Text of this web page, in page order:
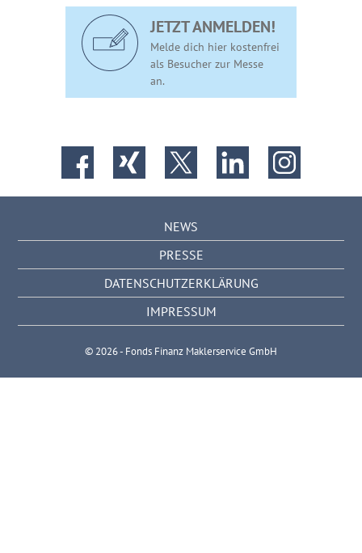
JETZT ANMELDEN!
Melde dich hier kostenfrei
als Besucher zur Messe
an.
NEWS
PRESSE
DATENSCHUTZERKLÄRUNG
IMPRESSUM
© 2026 - Fonds Finanz Maklerservice GmbH